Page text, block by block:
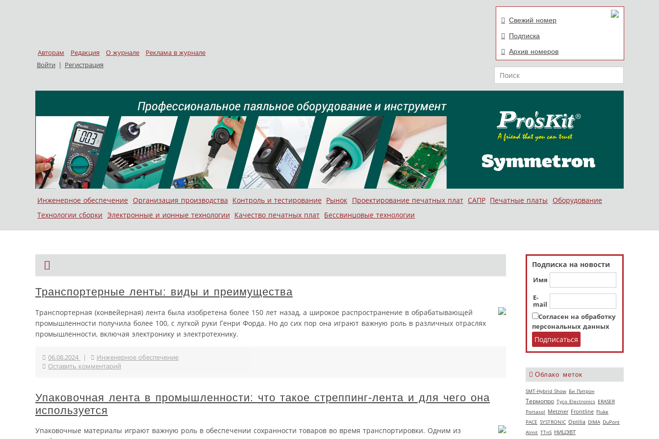
Авторам Редакция О журнале
Реклама в журнале
Войти | Регистрация
Свежий номер
Подписка
Архив номеров
Поиск
Меню
Skip to content
Инженерное обеспечение Организация производства Контроль и тестирование Рынок Проектирование печатных плат САПР Печатные платы
Оборудование
Технологии сборки Электронные и ионные технологии Качество печатных плат Бессвинцовые технологии
Подписка на новости
Имя
E-
mail
Согласен на обработку
персональных данных
Облако меток
SMT-Hybrid Show Би Питрон
Термопро Tyco Electronics ERASER
Portasol Metzner Frontline Fluke
РАСЕ SYSTRONIC Optilia DIMA DuPont
Almit TTnS НИЦЭВТ
Транспортерные ленты: виды и преимущества
Транспортерная (конвейерная) лента была изобретена более 150 лет назад, а широкое распространение в обрабатывающей
промышленности получила более 100, с лугкой руки Генри Форда. Но до сих пор она играют важную роль в различных отраслях
промышленности, включая электронику и электротехнику.
06.08.2024 |
Инженерное обеспечение
Оставить комментарий
Упаковочная лента в промышленности: что такое стреппинг-лента и для чего она
используется
Упаковочные материалы играют важную роль в обеспечении сохранности товаров во время транспортировки. Одним из